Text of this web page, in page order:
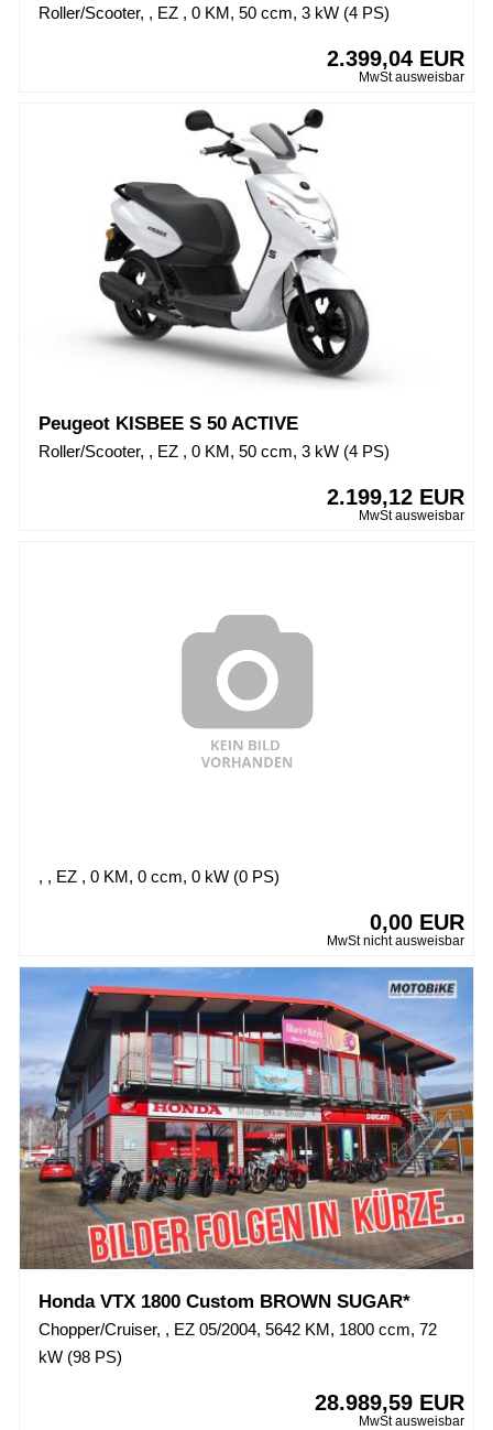
Roller/Scooter, , EZ , 0 KM, 50 ccm, 3 kW (4 PS)
2.399,04 EUR
MwSt ausweisbar
Peugeot KISBEE S 50 ACTIVE
Roller/Scooter, , EZ , 0 KM, 50 ccm, 3 kW (4 PS)
2.199,12 EUR
MwSt ausweisbar
, , EZ , 0 KM, 0 ccm, 0 kW (0 PS)
0,00 EUR
MwSt nicht ausweisbar
Honda VTX 1800 Custom BROWN SUGAR*
Chopper/Cruiser, , EZ 05/2004, 5642 KM, 1800 ccm, 72
kW (98 PS)
28.989,59 EUR
MwSt ausweisbar